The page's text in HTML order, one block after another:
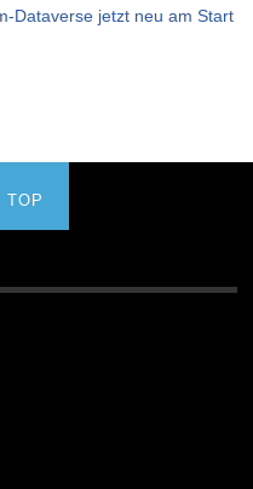
Dataverse jetzt neu am Start
TOP